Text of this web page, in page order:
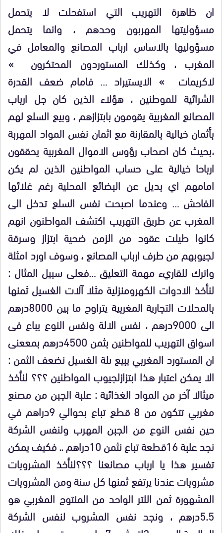
ان ظاهرة التهريب التي استفحلت لا يتحمل
مسؤوليتها المهربون وحدهم ، وانما يتحمل
مسؤوليها بالاساس ارباب المصانع والمعامل في
المغرب ، وكذلك المستوردون المحتكرون »
لاكريمات » الايستيراد … فامام ضعف القدرة
الشرائية للموطنين ، هؤلاء الذين كان جل ارباب
المصانع المغربية يقومون بابتزازهم ، وبيع السلع لهم
بأثمان خيالية بالمقارنة مع اثمان نفس المواد المهربة
،بحيث كان اصحاب رؤوس الاموال المغربية يحققون
ارباحا خيالية على حساب المواطنين الذين لم يكن
امامهم اي بديل عن البضائع المحلية رغم غلائها
الفاحش … وعندما اصبحت نفس السلع تدخل الى
المغرب عن طريق التهريب اكتشف المواطنون انهم
كانوا طيلت عقود من الزمن ضحية ابتزاز وسرقة
لجيوبهم من طرف ارباب المصانع ، وسوف اورد امثلة
واترك للقاريء مهمة التعليق …فعلى سبيل المثال :
لنأخذ الادوات الكهرومنزلية مثلا آلات الغسيل ثمنها
بالمحلات التجارية المغربية يتراوح ما بين 8000درهم
الى 9000درهم ، نفس الالة ونفس النوع يباع فى
اسواق التهريب للمواطنين بثمن 4500درهم بمععنى
ان المستورد المغربي يبيع ىلة الغسيل نضعف الثمن :
الا يمكن اعتبار هذا ابتزازلجيوب المواطنين ؟؟؟ لنأخذ
ميثالا آخر من المواد الغذائية : علبة الجبن من مصنع
مغربي تتكون من 8 قطع تباع بحوالي 9دراهم في
حين نفس النوع من الجبن المهرب ولنفس الشركة
نجد علبة 16قطعة تباع نثمن 10دراهم .. فكيف يمكن
تفسير هذا يا ارباب مصانعنا ؟؟؟لنأخذ المشروبات
مشروبات عندنا يرتفع ثمنها كل سنة ومن المشروبات
المشهورة ثمن اللتر الواحد من المنتوج المغربي هو
5.5درهم ، ونجد نفس المشروب لنفس الشركة